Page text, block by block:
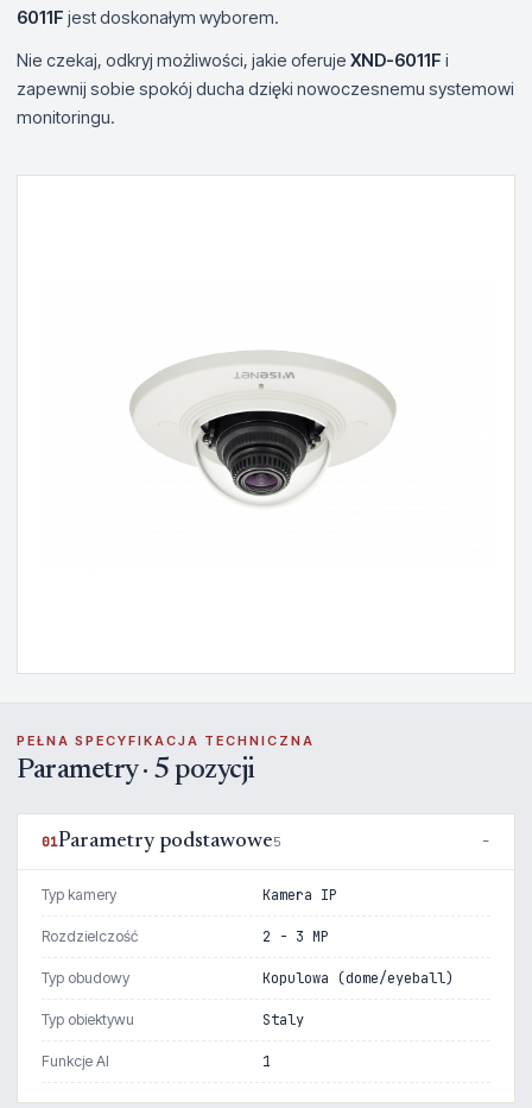
6011F jest doskonałym wyborem.
Nie czekaj, odkryj możliwości, jakie oferuje XND-6011F i
zapewnij sobie spokój ducha dzięki nowoczesnemu systemowi
monitoringu.
PEŁNA SPECYFIKACJA TECHNICZNA
Parametry · 5 pozycji
01Parametry podstawowe5
Typ kamery Kamera IP
Rozdzielczość 2 - 3 MP
Typ obudowy Kopulowa (dome/eyeball)
Typ obiektywu Staly
Funkcje AI 1